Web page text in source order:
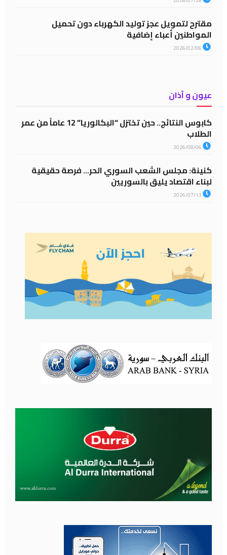
مقترح لتمويل عجز توليد الكهرباء دون تحميل
المواطنين أعباء إضافية
عيون و آذان
كابوس النتائج.. حين تختزل “البكالوريا” 12 عاماً من عمر
الطلاب
كنينة: مجلس الشعب السوري الحر… فرصة حقيقية
لبناء اقتصاد يليق بالسوريين